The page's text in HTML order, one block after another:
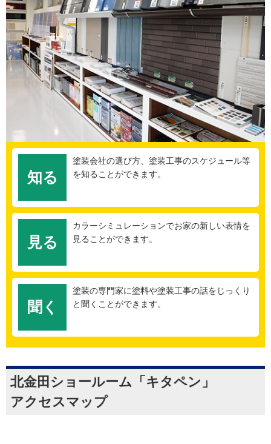
知る
塗装会社の選び方、塗装工事のスケジュール等
を知ることができます。
見る
カラーシミュレーションでお家の新しい表情を
見ることができます。
聞く
塗装の専門家に塗料や塗装工事の話をじっくり
と聞くことができます。
北金田ショールーム「キタペン」
アクセスマップ